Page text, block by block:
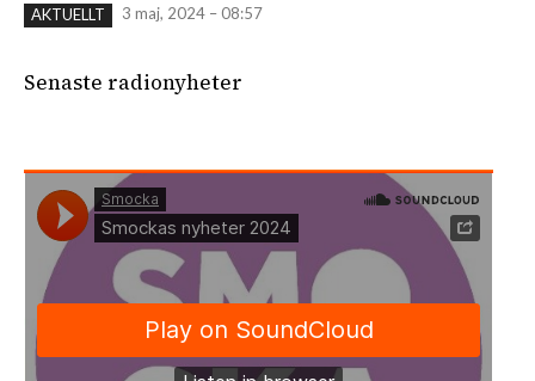
AKTUELLT 3 maj, 2024 – 08:57
Senaste radionyheter